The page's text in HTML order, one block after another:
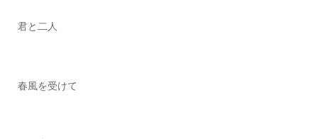
君と二人
春風を受けて